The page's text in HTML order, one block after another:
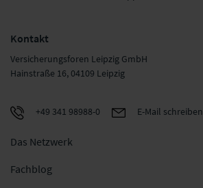
Kontakt
Versicherungsforen Leipzig GmbH
Hainstraße 16, 04109 Leipzig
+49 341 98988-0 E-Mail schreiben
Das Netzwerk
Fachblog